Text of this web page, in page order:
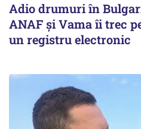
Adio drumuri în
ANAF și Vama îi trec
un registru electronic